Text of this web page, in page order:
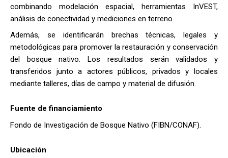
combinando modelación espacial, herramientas InVEST,
análisis de conectividad y mediciones en terreno.
Además, se identificarán brechas técnicas, legales y
metodológicas para promover la restauración y conservación
del bosque nativo. Los resultados serán validados y
transferidos junto a actores públicos, privados y locales
mediante talleres, días de campo y material de difusión.
Fuente de financiamiento
Fondo de Investigación de Bosque Nativo (FIBN/CONAF).
Ubicación